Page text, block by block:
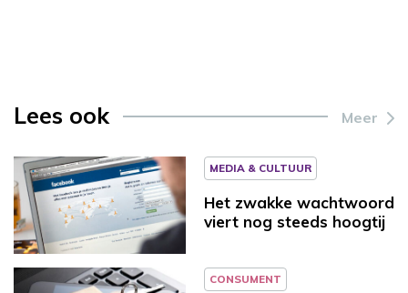
Lees ook Meer
MEDIA & CULTUUR
Het zwakke wachtwoord
viert nog steeds hoogtij
CONSUMENT